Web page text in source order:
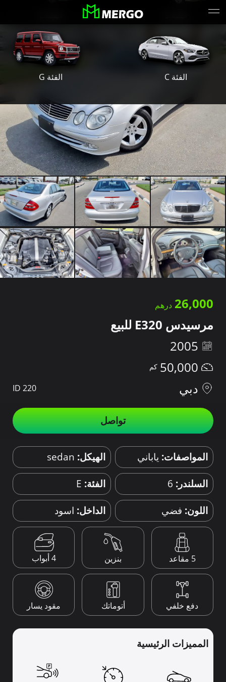
الفئة C الفئة G
26,000
مرسيدس E320 للبيع
2005
50,000
دبي
ID 220
تواصل
المواصفات: ياباني الهيكل: sedan
السلندر: 6 الفئة: E
اللون: فضي الداخل: اسود
5 مقاعد بنزين 4 أبواب
دفع خلفي أتوماتك مقود يسار
المميزات الرئيسية